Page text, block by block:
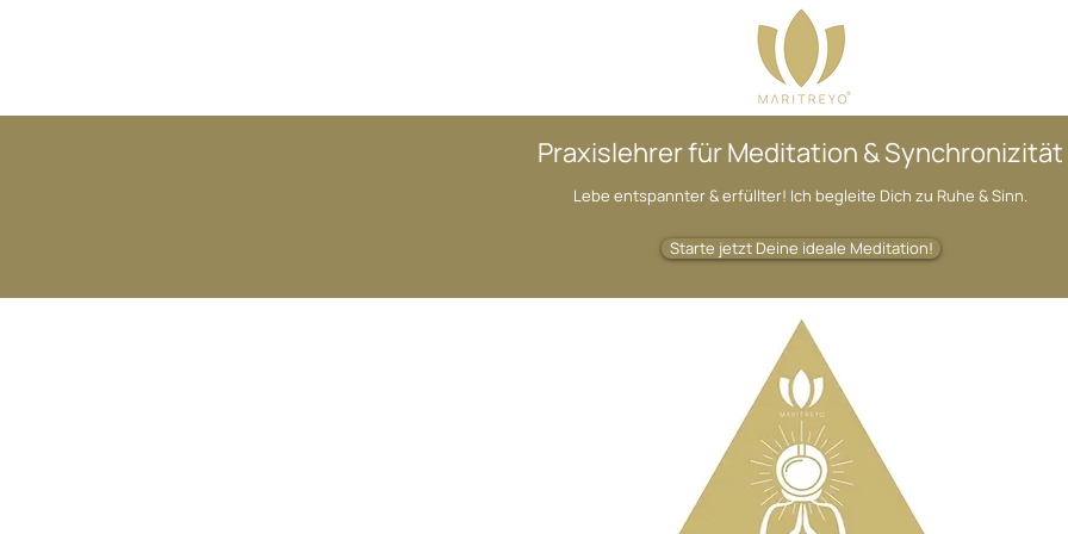
Praxislehrer für Meditation & Synchronizität
Lebe entspannter & erfüllter! Ich begleite Dich zu Ruhe & Sinn.
Starte jetzt Deine ideale Meditation!